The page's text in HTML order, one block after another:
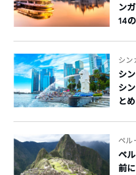
ン
14
シン
シ
シ
とめ
ペル
ペ
前